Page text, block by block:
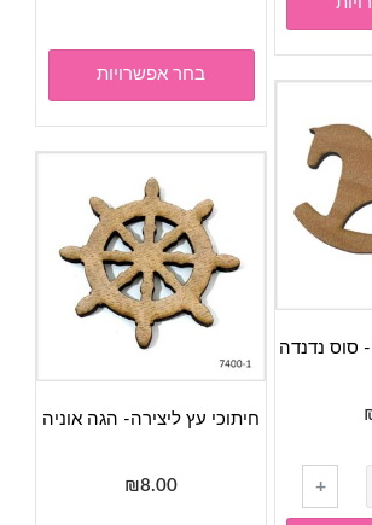
לבחור
⁦₪6.00⁩
בחר אפשרויות
סוס נדנדה
+
חיתוכי עץ ליצירה- הגה אוניה
₪8.00